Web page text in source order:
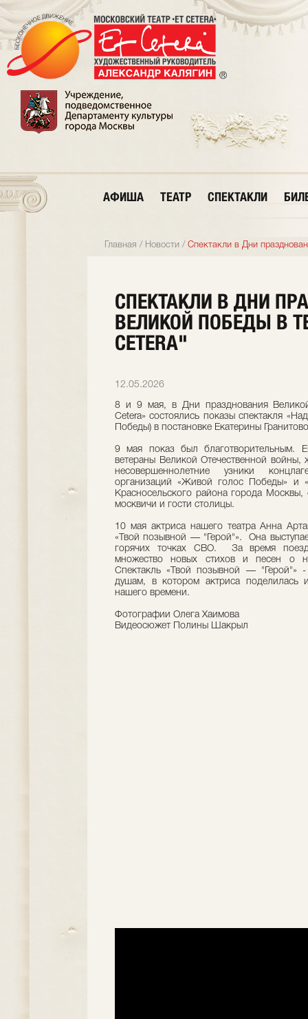
АФИША ТЕАТР СПЕКТАКЛИ
Главная / Новости / Спектакли в Дни
СПЕКТАКЛИ В ДНИ
ВЕЛИКОЙ ПОБЕДЫ В
CETERA"
12.05.2026
8 и 9 мая, в Дни празднования
Cetera» состоялись показы спектакля
Победы) в постановке Екатерины
9 мая показ был благотворительным.
ветераны Великой Отечественной войны,
несовершеннолетние узники
организаций «Живой голос Победы» и
Красносельского района города
москвичи и гости столицы.
10 мая актриса нашего театра Анна
«Твой позывной — "Герой"». Она
горячих точках СВО. За время
множество новых стихов и песен о
Спектакль «Твой позывной — "Герой"»
душам, в котором актриса поделилась
нашего времени.
Фотографии Олега Хаимова
Видеосюжет Полины Шакрыл